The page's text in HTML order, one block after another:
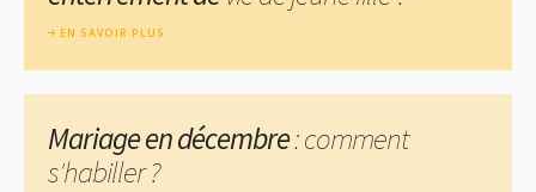
EN SAVOIR PLUS
Mariage en décembre: comment
s'habiller ?